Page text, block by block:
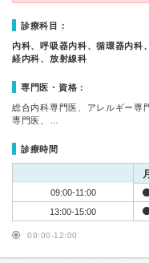
診療科目：
内科、呼吸器内科、循環器内科
経内科、放射線科
専門医・資格：
総合内科専門医、アレルギー専
専門医、…
診療時間
月
09:00-11:00
13:00-15:00
09:00-12:00